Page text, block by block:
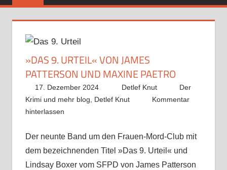
»DAS 9. URTEIL« VON JAMES
PATTERSON UND MAXINE PAETRO
17. Dezember 2024 Detlef Knut
Der
Krimi und mehr blog, Detlef Knut
Kommentar
hinterlassen
Der neunte Band um den Frauen-Mord-Club mit
dem bezeichnenden Titel »Das 9. Urteil« und
Lindsay Boxer vom SFPD von James Patterson